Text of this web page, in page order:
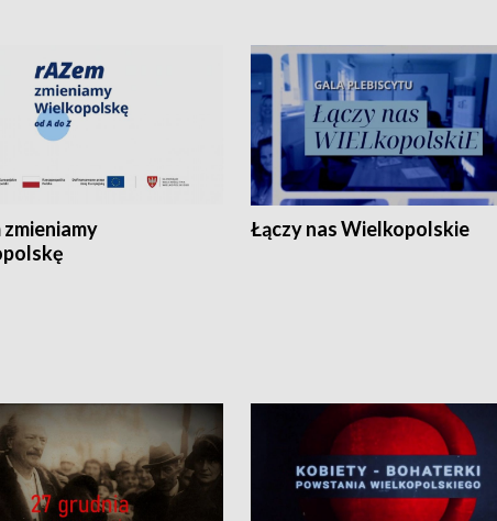
Łączy nas Wielkopolskie